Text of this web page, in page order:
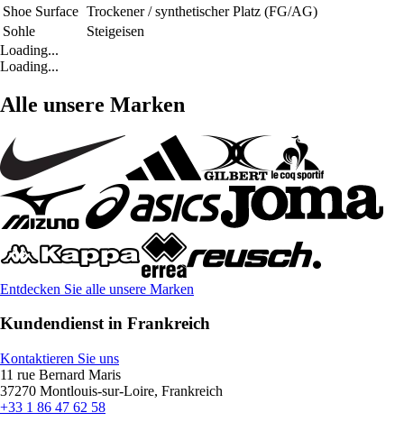
Shoe Surface Trockener / synthetischer Platz (FG/AG)
Sohle
Steigeisen
Loading...
Loading...
Alle unsere Marken
Entdecken Sie alle unsere Marken
Kundendienst in Frankreich
Kontaktieren Sie uns
11 rue Bernard Maris
37270 Montlouis-sur-Loire, Frankreich
+33 1 86 47 62 58